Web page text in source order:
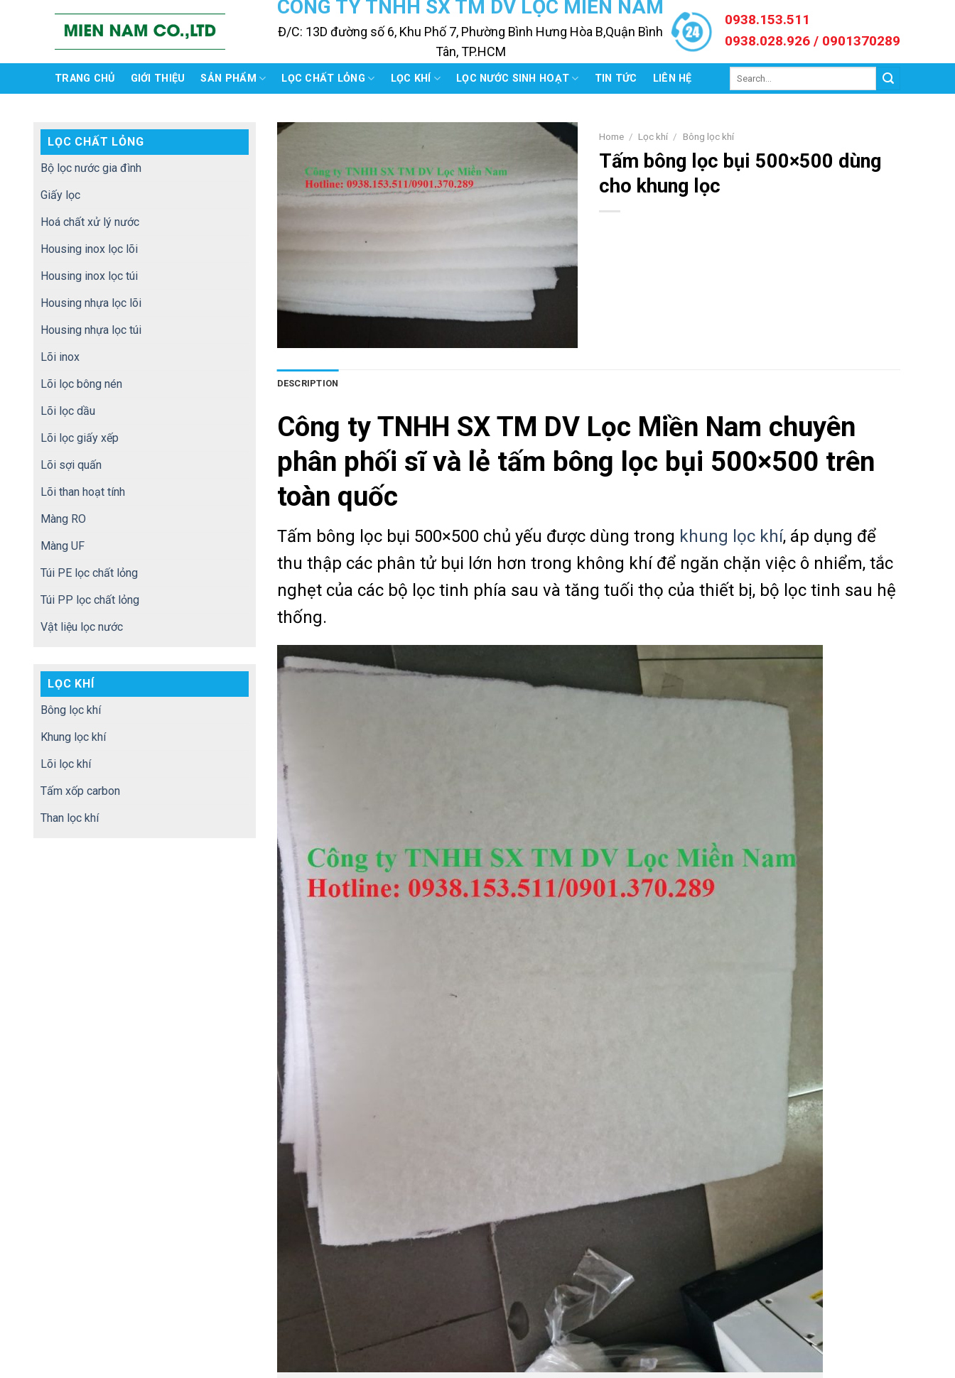
CÔNG TY TNHH SX TM DV LỌC MIỀN NAM
Đ/C: 13D đường số 6, Khu Phố 7, Phường Bình Hưng Hòa B,Quận Bình
Tân, TP.HCM
0938.153.511
0938.028.926 / 0901370289
TRANG CHỦ GIỚI THIỆU SẢN PHẨM LỌC CHẤT LỎNG LỌC KHÍ LỌC NƯỚC SINH HOẠT TIN TỨC LIÊN HỆ
LỌC CHẤT LỎNG
Bộ lọc nước gia đình
Giấy lọc
Hoá chất xử lý nước
Housing inox lọc lõi
Housing inox lọc túi
Housing nhựa lọc lõi
Housing nhựa lọc túi
Lõi inox
Lõi lọc bông nén
Lõi lọc dầu
Lõi lọc giấy xếp
Lõi sợi quấn
Lõi than hoạt tính
Màng RO
Màng UF
Túi PE lọc chất lỏng
Túi PP lọc chất lỏng
Vật liệu lọc nước
LỌC KHÍ
Bông lọc khí
Khung lọc khí
Lõi lọc khí
Tấm xốp carbon
Than lọc khí
Home / Lọc khí / Bông lọc khí
Tấm bông lọc bụi 500×500 dùng
cho khung lọc
DESCRIPTION
Công ty TNHH SX TM DV Lọc Miền Nam chuyên
phân phối sĩ và lẻ tấm bông lọc bụi 500×500 trên
toàn quốc
Tấm bông lọc bụi 500×500 chủ yếu được dùng trong khung lọc khí, áp dụng để
thu thập các phân tử bụi lớn hơn trong không khí để ngăn chặn việc ô nhiểm, tắc
nghẹt của các bộ lọc tinh phía sau và tăng tuối thọ của thiết bị, bộ lọc tinh sau hệ
thống.